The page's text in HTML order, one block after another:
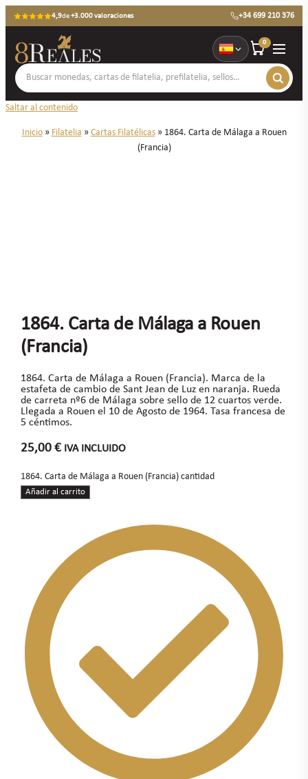
4,9de+3.000 valoraciones +34 699 210 376
0
Saltar al contenido
Inicio» Filatelia » Cartas Filatélicas» 1864. Carta de Málaga a Rouen
(Francia)
1864. Carta de Málaga a Rouen
(Francia)
1864. Carta de Málaga a Rouen (Francia). Marca de la
estafeta de cambio de Sant Jean de Luz en naranja. Rueda
de carreta nº6 de Málaga sobre sello de 12 cuartos verde.
Llegada a Rouen el 10 de Agosto de 1964. Tasa francesa de
5 céntimos.
25,00 € IVA INCLUIDO
1864. Carta de Málaga a Rouen (Francia) cantidad
Añadir al carrito